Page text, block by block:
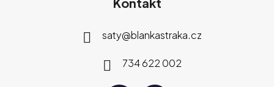
saty@blankastraka.cz
734 622 002